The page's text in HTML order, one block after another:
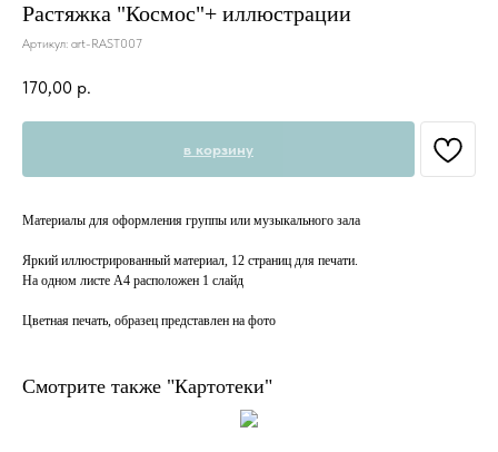
Растяжка "Космос"+ иллюстрации
Артикул: art-RAST007
170,00 р.
в корзину
Материалы для оформления группы или музыкального зала
Яркий иллюстрированный материал, 12 страниц для печати.
На одном листе А4 расположен 1 слайд
Цветная печать, образец представлен на фото
Смотрите также "Картотеки"